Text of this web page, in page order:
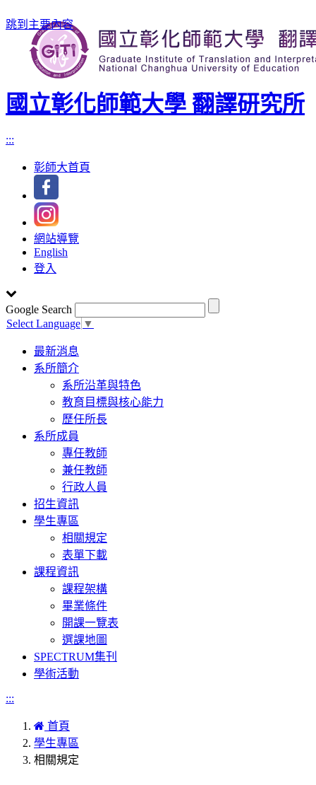
跳到主要內容
國立彰化師範大學 翻譯研究所
:::
彰師大首頁
網站導覽
English
登入
Google Search
Select Language ▼
Toggle
navigation
最新消息
系所簡介
系所沿革與特色
教育目標與核心能力
歷任所長
系所成員
專任教師
兼任教師
行政人員
招生資訊
學生專區
相關規定
表單下載
課程資訊
課程架構
畢業條件
開課一覽表
選課地圖
SPECTRUM集刊
學術活動
:::
首頁
學生專區
相關規定